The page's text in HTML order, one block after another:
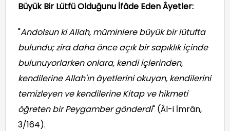
Büyük Bir Lütfü Olduğunu İfâde Eden Âyetler:
"Andolsun ki Allah, müminlere büyük bir lütufta
bulundu; zira daha önce açık bir sapıklık içinde
bulunuyorlarken onlara, kendi içlerinden,
kendilerine Allah'ın âyetlerini okuyan, kendilerini
temizleyen ve kendilerine Kitap ve hikmeti
öğreten bir Peygamber gönderdi" (Âl-i İmrân,
3/164).